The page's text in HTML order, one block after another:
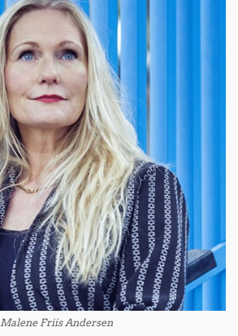
Malene Friis Andersen